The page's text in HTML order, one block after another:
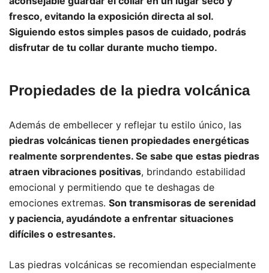
fresco, evitando la exposición directa al sol.
Siguiendo estos simples pasos de cuidado, podrás
disfrutar de tu collar durante mucho tiempo.
Propiedades de la piedra volcánica
Además de embellecer y reflejar tu estilo único, las
piedras volcánicas tienen propiedades energéticas
realmente sorprendentes. Se sabe que estas piedras
atraen vibraciones positivas, brindando estabilidad
emocional y permitiendo que te deshagas de
emociones extremas. Son transmisoras de serenidad
y paciencia, ayudándote a enfrentar situaciones
difíciles o estresantes.
Las piedras volcánicas se recomiendan especialmente